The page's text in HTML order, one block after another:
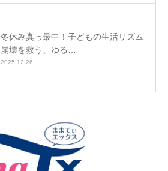
冬休み真っ最中！子どもの生活リズム
崩壊を救う、ゆる…
2025.12.26